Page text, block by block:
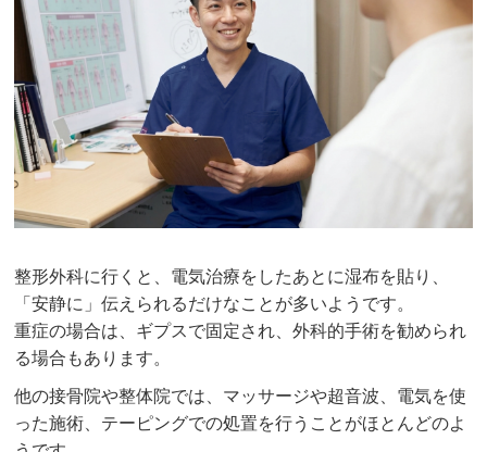
整形外科に行くと、電気治療をしたあとに湿布を貼り、
「安静に」伝えられるだけなことが多いようです。
重症の場合は、ギプスで固定され、外科的手術を勧められ
る場合もあります。
他の接骨院や整体院では、マッサージや超音波、電気を使
った施術、テーピングでの処置を行うことがほとんどのよ